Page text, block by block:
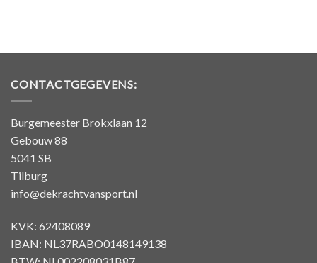
CONTACTGEGEVENS:
Burgemeester Brokxlaan 12
Gebouw 88
5041 SB
Tilburg
info@dekrachtvansport.nl
KVK: 62408089
IBAN: NL37RABO0148149138